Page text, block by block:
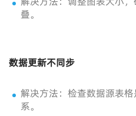
叠。
数据更新不同步
解决方法：检查数据源表
系。